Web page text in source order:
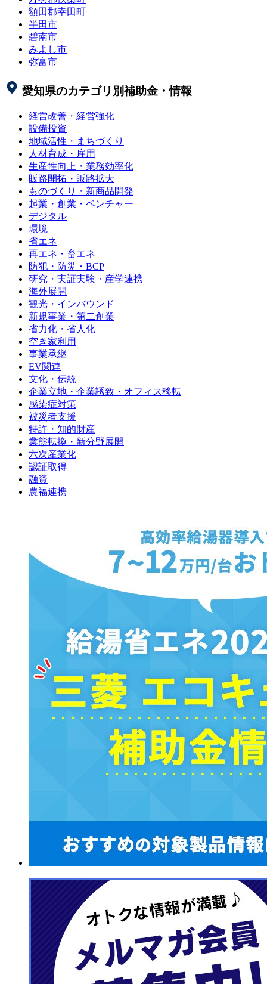
額田郡幸田町
半田市
碧南市
みよし市
弥富市
愛知県のカテゴリ別補助金・情報
経営改善・経営強化
設備投資
地域活性・まちづくり
人材育成・雇用
生産性向上・業務効率化
販路開拓・販路拡大
ものづくり・新商品開発
起業・創業・ベンチャー
デジタル
環境
省エネ
再エネ・畜エネ
防犯・防災・BCP
研究・実証実験・産学連携
海外展開
観光・インバウンド
新規事業・第二創業
省力化・省人化
空き家利用
事業承継
EV関連
文化・伝統
企業立地・企業誘致・オフィス移転
感染症対策
被災者支援
特許・知的財産
業態転換・新分野展開
六次産業化
認証取得
融資
農福連携